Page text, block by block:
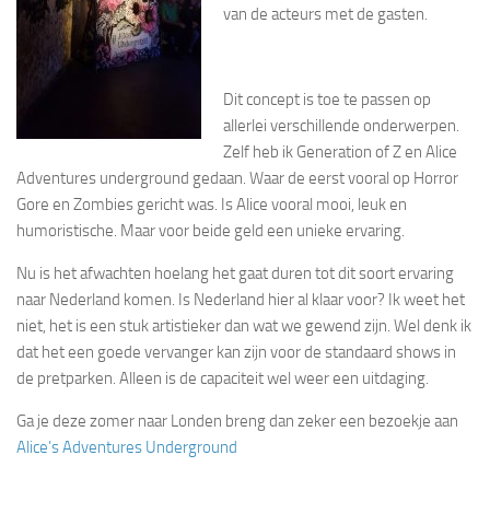
van de acteurs met de gasten.
Dit concept is toe te passen op
allerlei verschillende onderwerpen.
Zelf heb ik Generation of Z en Alice
Adventures underground gedaan. Waar de eerst vooral op Horror
Gore en Zombies gericht was. Is Alice vooral mooi, leuk en
humoristische. Maar voor beide geld een unieke ervaring.
Nu is het afwachten hoelang het gaat duren tot dit soort ervaring
naar Nederland komen. Is Nederland hier al klaar voor? Ik weet het
niet, het is een stuk artistieker dan wat we gewend zijn. Wel denk ik
dat het een goede vervanger kan zijn voor de standaard shows in
de pretparken. Alleen is de capaciteit wel weer een uitdaging.
Ga je deze zomer naar Londen breng dan zeker een bezoekje aan
Alice’s Adventures Underground